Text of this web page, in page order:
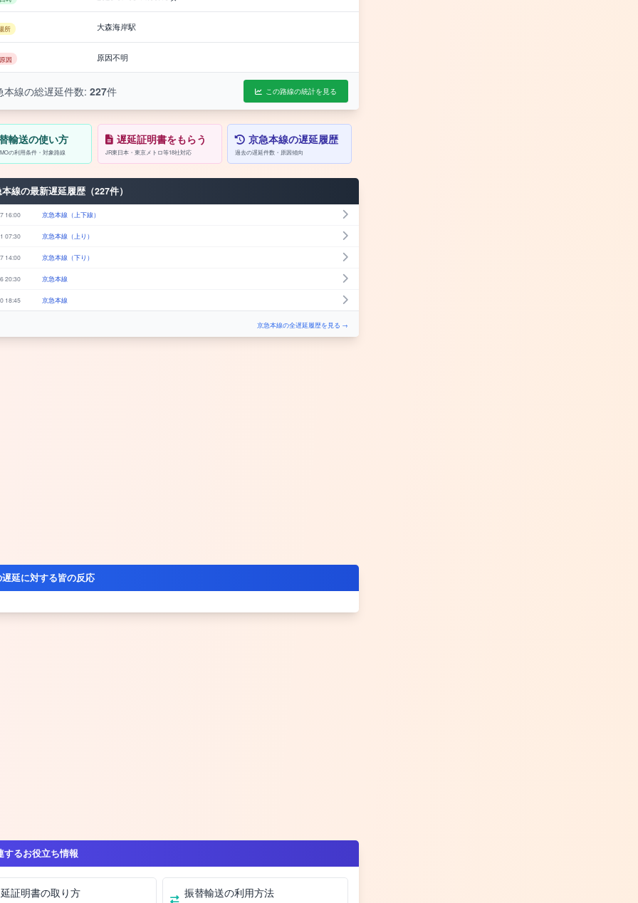
所 大森海岸駅
因 原因不明
本線の総遅延件数: 227件 この路線の統計を見る
輸送の使い方
の利用条件・対象路線
遅延証明書をもらう
JR東日本・東京メトロ等18社対応
京急本線の遅延履歴
過去の遅延件数・原因傾向
線の最新遅延履歴（227件）
16:00 京急本線（上下線）
07:30 京急本線（上り）
14:00 京急本線（下り）
20:30 京急本線
18:45 京急本線
京急本線の全遅延履歴を見る →
延に対する皆の反応
するお役立ち情報
証明書の取り方 振替輸送の利用方法